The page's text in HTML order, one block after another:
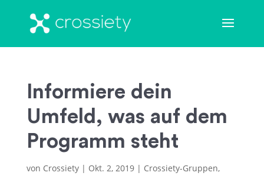
Informiere dein
Umfeld, was auf dem
Programm steht
von Crossiety| Okt. 2, 2019| Crossiety-Gruppen,